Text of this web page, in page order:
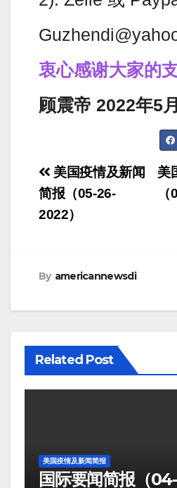
衷心感谢大家的
顾震帝 2022年5
Post
navigation
美
美国疫情及新闻
简报（05-26-
2022）
By americannewsdi
Related Post
美国疫情及新闻简报
国际要闻简报（